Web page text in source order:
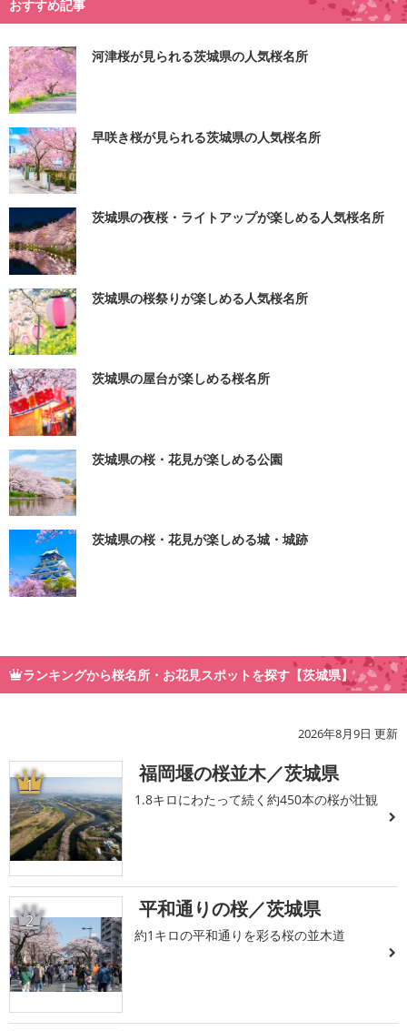
おすすめ記事
河津桜が見られる茨城県の人気桜名所
早咲き桜が見られる茨城県の人気桜名所
茨城県の夜桜・ライトアップが楽しめる人気桜名所
茨城県の桜祭りが楽しめる人気桜名所
茨城県の屋台が楽しめる桜名所
茨城県の桜・花見が楽しめる公園
茨城県の桜・花見が楽しめる城・城跡
ランキングから桜名所・お花見スポットを探す【茨城県】
2026年8月9日 更新
1 福岡堰の桜並木／茨城県
1.8キロにわたって続く約450本の桜が壮観
2 平和通りの桜／茨城県
約1キロの平和通りを彩る桜の並木道